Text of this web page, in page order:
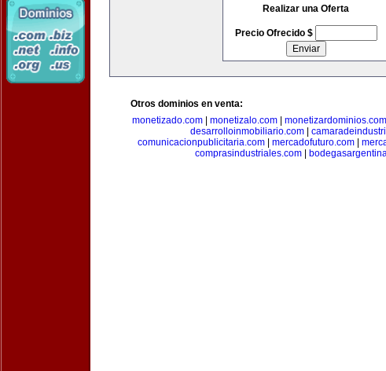
Realizar una Oferta
Precio Ofrecido $
Otros dominios en venta:
monetizado.com
monetizalo.com monetizardominios.com
desarrolloinmobiliario.com
comunicacionpublicitaria.com| mercadofuturo.com|
comprasindustriales.com|